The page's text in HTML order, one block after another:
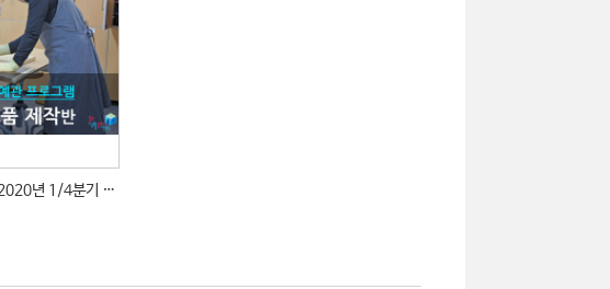
목공예 생활소품 제작반 _ 2020년 1/4분기 수업